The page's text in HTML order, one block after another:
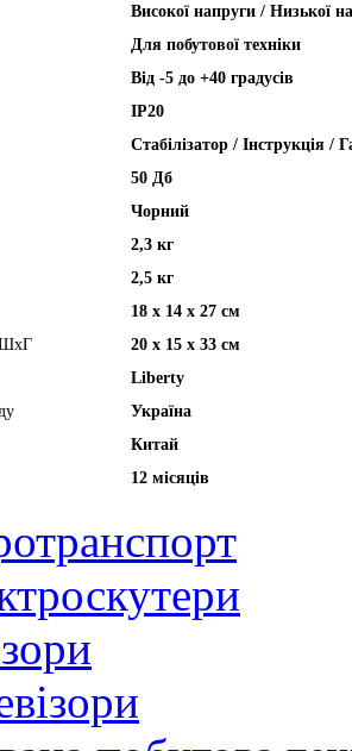
Високої напруги / Низької
Для побутової техніки
Від -5 до +40 градусів
IP20
Стабілізатор / Інструкція /
50 Дб
Чорний
2,3 кг
2,5 кг
18 х 14 х 27 см
20 х 15 х 33 см
Liberty
Україна
Китай
12 місяців